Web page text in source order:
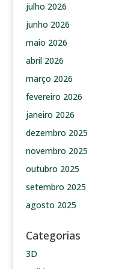
julho 2026
junho 2026
maio 2026
abril 2026
março 2026
fevereiro 2026
janeiro 2026
dezembro 2025
novembro 2025
outubro 2025
setembro 2025
agosto 2025
Categorias
3D